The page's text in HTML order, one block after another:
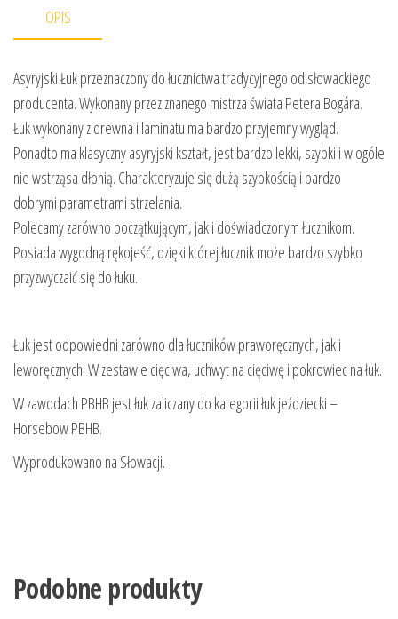
OPIS
Asyryjski Łuk przeznaczony do łucznictwa tradycyjnego od słowackiego
producenta. Wykonany przez znanego mistrza świata Petera Bogára.
Łuk wykonany z drewna i laminatu ma bardzo przyjemny wygląd.
Ponadto ma klasyczny asyryjski kształt, jest bardzo lekki, szybki i w ogóle
nie wstrząsa dłonią. Charakteryzuje się dużą szybkością i bardzo
dobrymi parametrami strzelania.
Polecamy zarówno początkującym, jak i doświadczonym łucznikom.
Posiada wygodną rękojeść, dzięki której łucznik może bardzo szybko
przyzwyczaić się do łuku.
Łuk jest odpowiedni zarówno dla łuczników praworęcznych, jak i
leworęcznych. W zestawie cięciwa, uchwyt na cięciwę i pokrowiec na łuk.
W zawodach PBHB jest łuk zaliczany do kategorii łuk jeździecki –
Horsebow PBHB.
Wyprodukowano na Słowacji.
Podobne produkty